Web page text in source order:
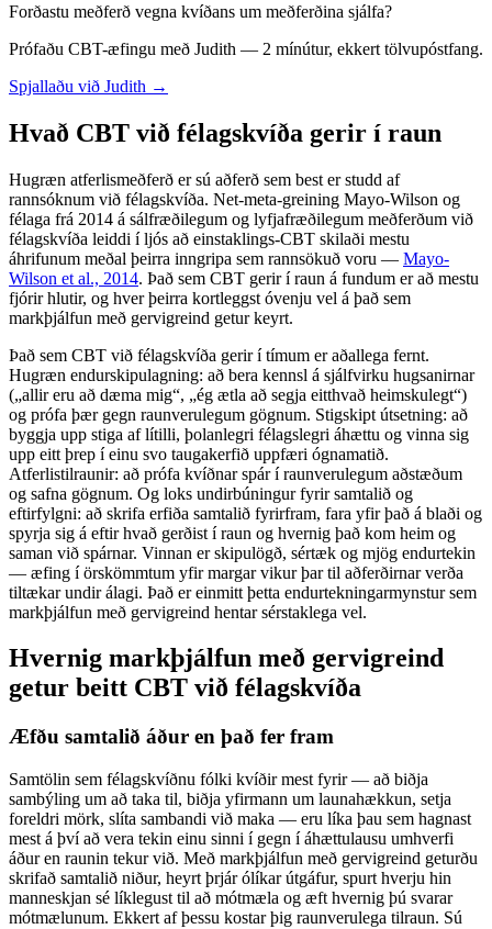
Forðastu meðferð vegna kvíðans um meðferðina sjálfa?
Prófaðu CBT-æfingu með Judith — 2 mínútur, ekkert tölvupóstfang.
Spjallaðu við Judith →
Hvað CBT við félagskvíða gerir í raun
Hugræn atferlismeðferð er sú aðferð sem best er studd af
rannsóknum við félagskvíða. Net-meta-greining Mayo-Wilson og
félaga frá 2014 á sálfræðilegum og lyfjafræðilegum meðferðum við
félagskvíða leiddi í ljós að einstaklings-CBT skilaði mestu
áhrifunum meðal þeirra inngripa sem rannsökuð voru — Mayo-
Wilson et al., 2014. Það sem CBT gerir í raun á fundum er að mestu
fjórir hlutir, og hver þeirra kortleggst óvenju vel á það sem
markþjálfun með gervigreind getur keyrt.
Það sem CBT við félagskvíða gerir í tímum er aðallega fernt.
Hugræn endurskipulagning: að bera kennsl á sjálfvirku hugsanirnar
(„allir eru að dæma mig“, „ég ætla að segja eitthvað heimskulegt“)
og prófa þær gegn raunverulegum gögnum. Stigskipt útsetning: að
byggja upp stiga af lítilli, þolanlegri félagslegri áhættu og vinna sig
upp eitt þrep í einu svo taugakerfið uppfæri ógnamatið.
Atferlistilraunir: að prófa kvíðnar spár í raunverulegum aðstæðum
og safna gögnum. Og loks undirbúningur fyrir samtalið og
eftirfylgni: að skrifa erfiða samtalið fyrirfram, fara yfir það á blaði og
spyrja sig á eftir hvað gerðist í raun og hvernig það kom heim og
saman við spárnar. Vinnan er skipulögð, sértæk og mjög endurtekin
— æfing í örskömmtum yfir margar vikur þar til aðferðirnar verða
tiltækar undir álagi. Það er einmitt þetta endurtekningarmynstur sem
markþjálfun með gervigreind hentar sérstaklega vel.
Hvernig markþjálfun með gervigreind
getur beitt CBT við félagskvíða
Æfðu samtalið áður en það fer fram
Samtölin sem félagskvíðnu fólki kvíðir mest fyrir — að biðja
sambýling um að taka til, biðja yfirmann um launahækkun, setja
foreldri mörk, slíta sambandi við maka — eru líka þau sem hagnast
mest á því að vera tekin einu sinni í gegn í áhættulausu umhverfi
áður en raunin tekur við. Með markþjálfun með gervigreind geturðu
skrifað samtalið niður, heyrt þrjár ólíkar útgáfur, spurt hverju hin
manneskjan sé líklegust til að mótmæla og æft hvernig þú svarar
mótmælunum. Ekkert af þessu kostar þig raunverulega tilraun. Sú